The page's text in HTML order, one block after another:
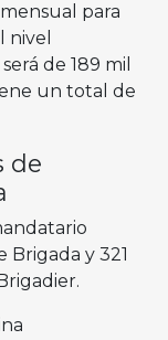
para
nivel
de 189 mil
un total de
de
Brigada y 321